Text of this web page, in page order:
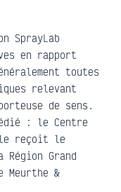
SprayLab
en rapport
toutes
relevant
de sens.
: le Centre
reçoit le
Grand
Meurthe &